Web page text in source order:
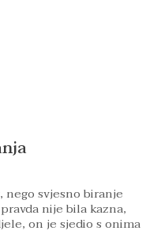
svjesno biranje
nije bila kazna,
on je sjedio s onima